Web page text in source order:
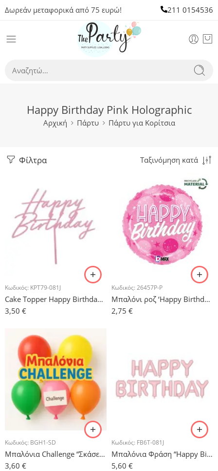
Δωρεάν μεταφορικά από 75 ευρώ! 211 0154536
Happy Birthday Pink Holographic
Αρχική Πάρτυ Πάρτυ για Κορίτσια
Φίλτρα Ταξινόμηση κατά
Κωδικός: KPT79-081J
Cake Topper Happy Birthday Απαλό Ροζ
3,50 €
Κωδικός: 26457P-P
Μπαλόνι ροζ ‘Happy Birthday’ Sparkling
2,75 €
Κωδικός: BGH1-SD
Μπαλόνια Challenge “Σκάσε & Γέλα” – 6 τμχ.
3,60 €
Κωδικός: FB6T-081J
Μπαλόνια Φράση “Happy Birthday” Ροζ – 13 τμχ.
5,60 €